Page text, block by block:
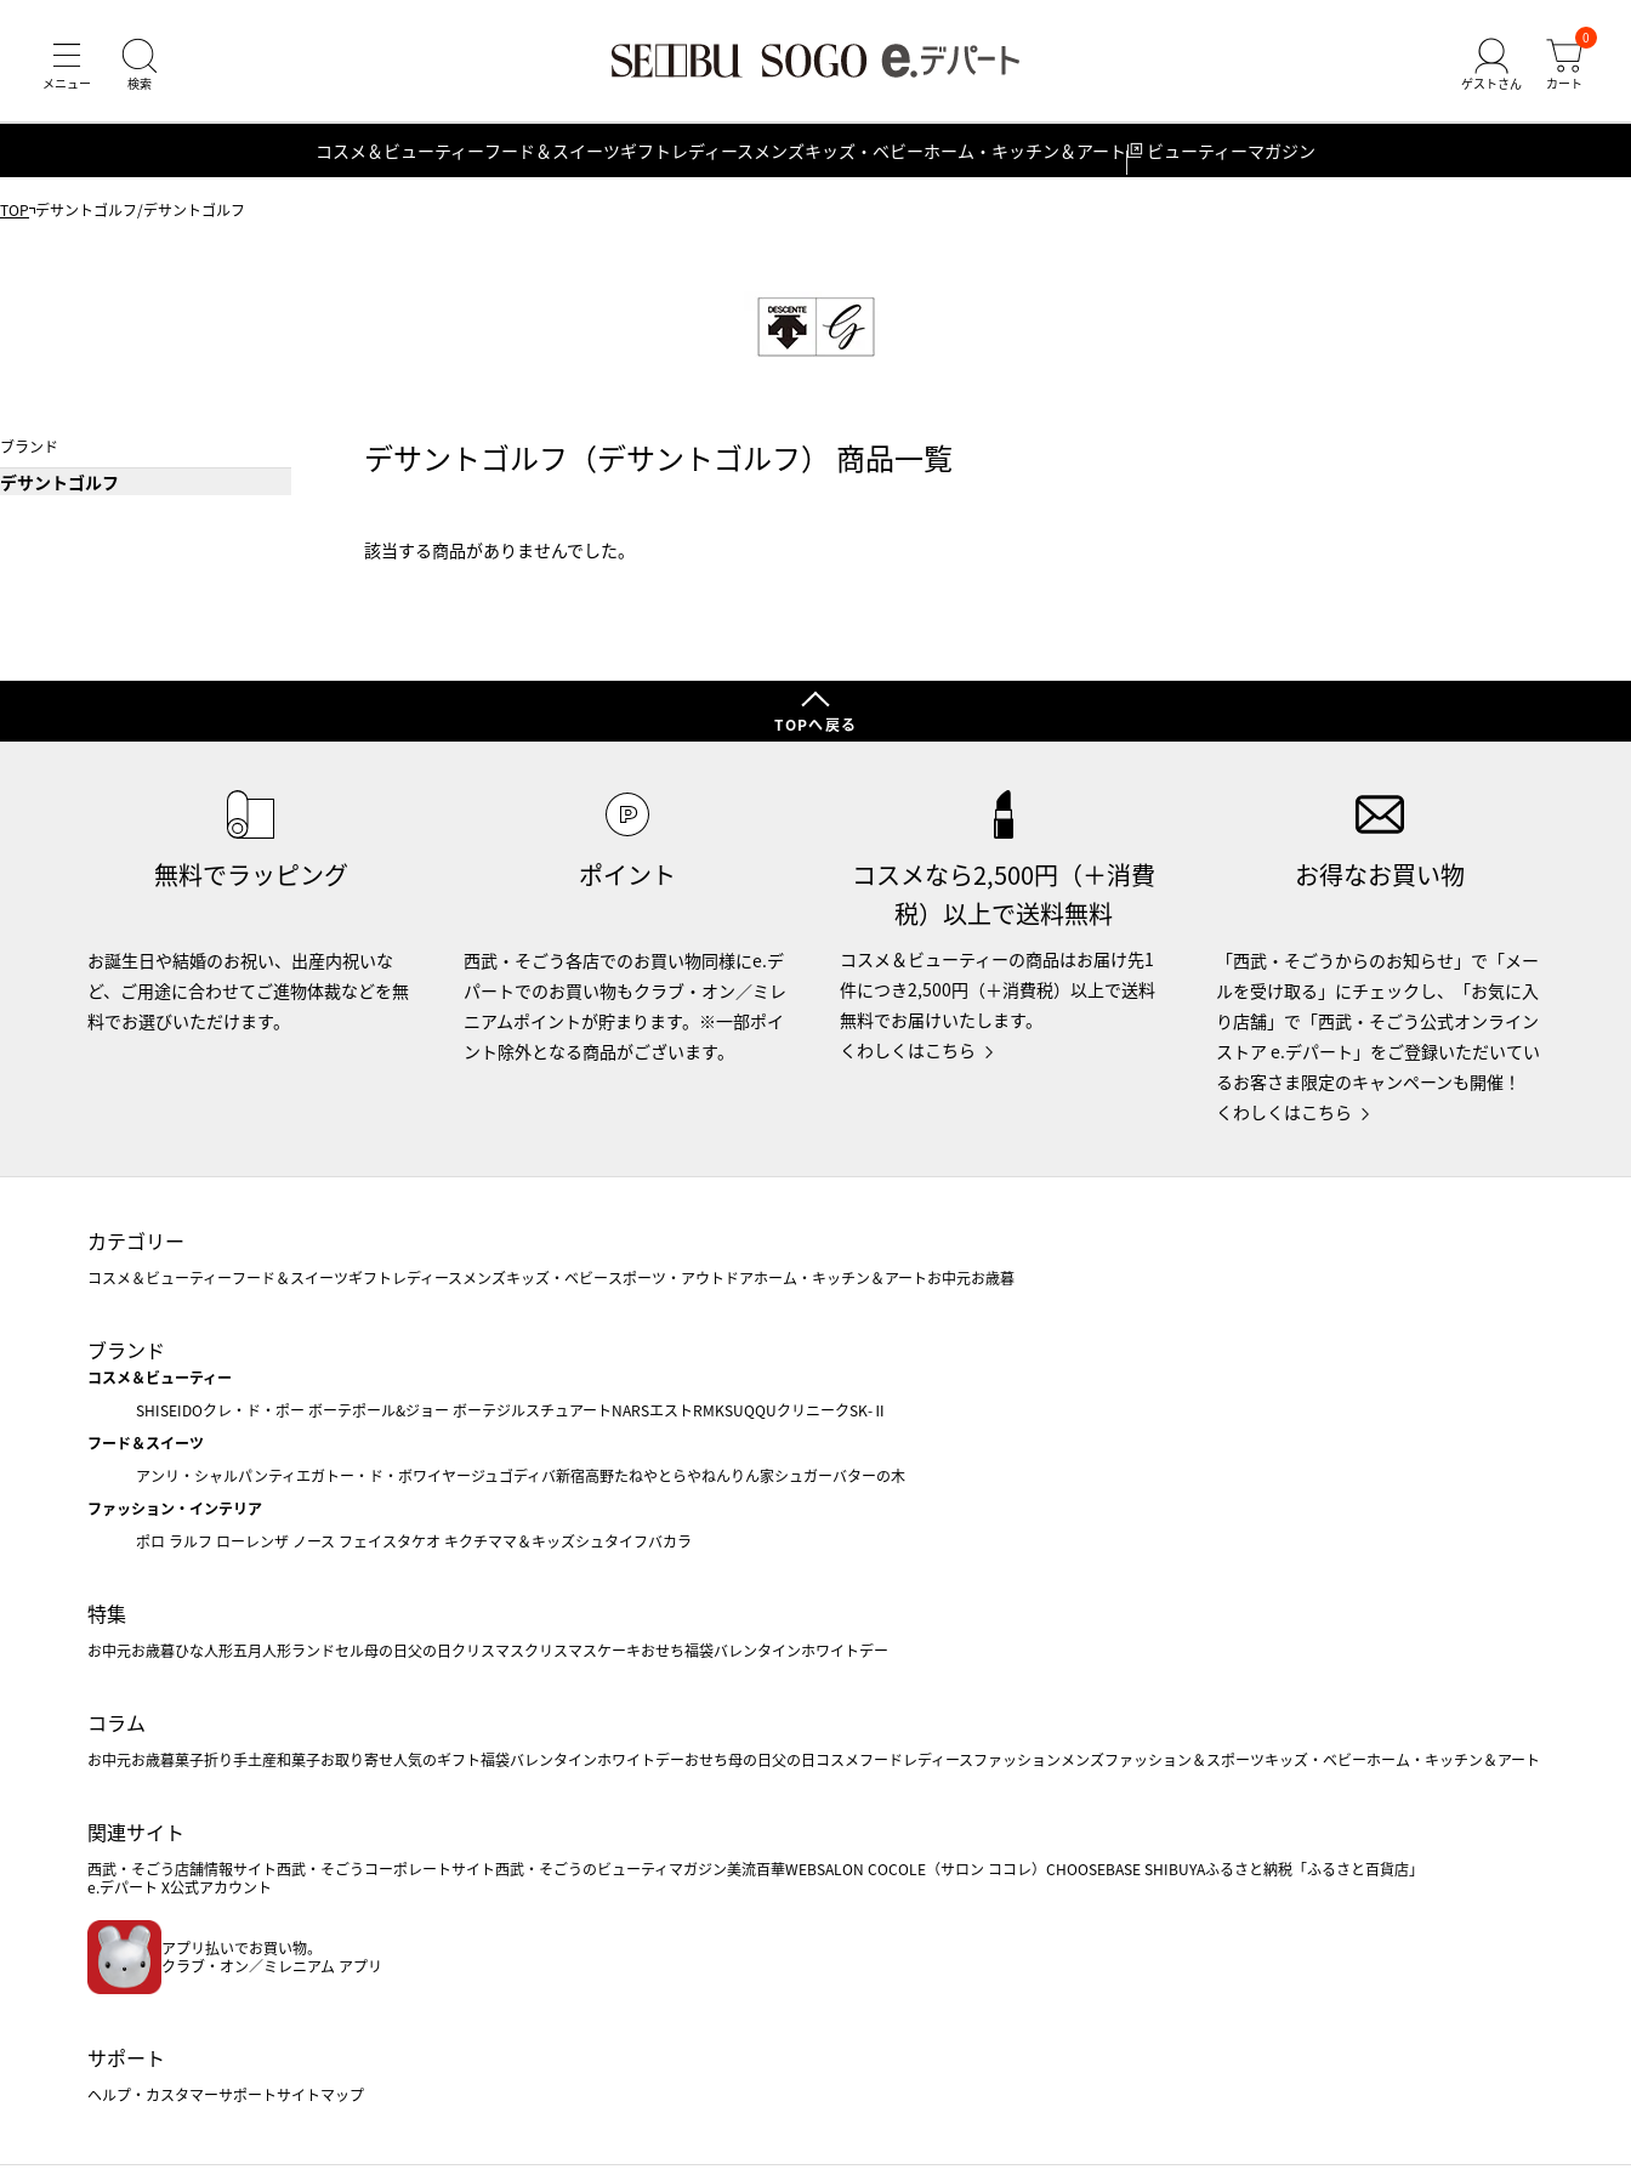
0
コスメ＆ビューティーフード＆スイーツギフト レディース メンズキッズ・ベビーホーム・キッチン＆アート ビューティーマガジン
TOP デサントゴルフ/デサントゴルフ
デサントゴルフ（デサントゴルフ） 商品一覧
該当する商品がありませんでした。
ブランド
デサントゴルフ
TOPへ戻る
無料でラッピング
お誕生日や結婚のお祝い、出産内祝いな
ど、ご用途に合わせてご進物体裁などを無
料でお選びいただけます。
ポイント
西武・そごう各店でのお買い物同様にe.デ
パートでのお買い物もクラブ・オン／ミレ
ニアムポイントが貯まります。※一部ポイ
ント除外となる商品がございます。
コスメなら2,500円（＋消費
税）以上で送料無料
コスメ＆ビューティーの商品はお届け先1
件につき2,500円（＋消費税）以上で送料
無料でお届けいたします。
くわしくはこちら
お得なお買い物
「西武・そごうからのお知らせ」で「メー
ルを受け取る」にチェックし、「お気に入
り店舗」で「西武・そごう公式オンライン
ストア e.デパート」をご登録いただいてい
るお客さま限定のキャンペーンも開催！
くわしくはこちら
カテゴリー
コスメ＆ビューティーフード＆スイーツギフト レディース メンズキッズ・ベビースポーツ・アウトドアホーム・キッチン＆アートお中元お歳暮
ブランド
コスメ＆ビューティー
SHISEIDOクレ・ド・ポー ボーテポール&ジョー ボーテジルスチュアートNARSエストRMKSUQQUクリニークSK-Ⅱ
フード＆スイーツ
アンリ・シャルパンティエガトー・ド・ボワイヤージュ ゴディバ新宿高野たねやとらやねんりん家シュガーバターの木
ファッション・インテリア
ポロ ラルフ ローレンザ ノース フェイスタケオ キクチママ＆キッズシュタイフバカラ
特集
お中元お歳暮ひな人形五月人形ランドセル母の日父の日クリスマスクリスマスケーキおせち福袋バレンタインホワイトデー
コラム
お中元お歳暮菓子折り手土産和菓子お取り寄せ人気のギフト福袋バレンタインホワイトデーおせち母の日父の日 コスメフードレディースファッションメンズファッション＆スポーツキッズ・ベビーホーム・キッチン＆アート
関連サイト
西武・そごう店舗情報サイト西武・そごうコーポレートサイト西武・そごうのビューティマガジン美流百華WEBSALON COCOLE（サロン ココレ） CHOOSEBASE SHIBUYAふるさと納税「ふるさと百貨店」
e.デパート X公式アカウント
アプリ払いでお買い物。
クラブ・オン／ミレニアム アプリ
サポート
ヘルプ・カスタマーサポートサイトマップ